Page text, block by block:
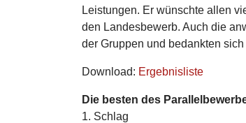
Leistungen. Er wünschte allen
den Landesbewerb. Auch die
der Gruppen und bedankten
Download: Ergebnisliste
Die besten des
1. Schlag